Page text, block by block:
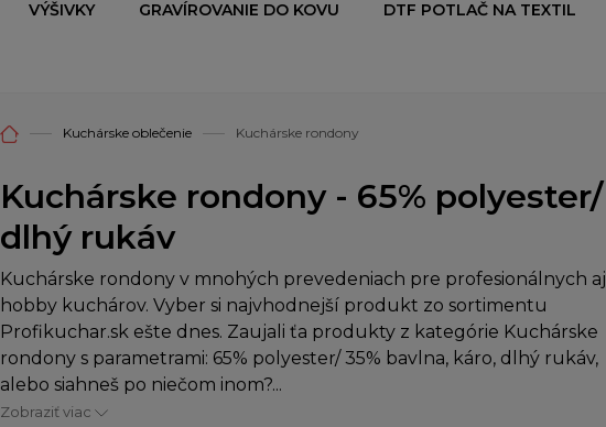
VÝŠIVKY GRAVÍROVANIE DO KOVU DTF POTLAČ NA TEXTIL
Kuchárske oblečenie Kuchárske rondony
Kuchárske rondony - 65%
dlhý rukáv
Kuchárske rondony v mnohých prevedeniach pre profesionálnych aj
hobby kuchárov. Vyber si najvhodnejší produkt zo sortimentu
Profikuchar.sk ešte dnes. Zaujali ťa produkty z kategórie Kuchárske
rondony s parametrami: 65% polyester/ 35% bavlna, káro, dlhý rukáv,
alebo siahneš po niečom inom?...
Zobraziť viac